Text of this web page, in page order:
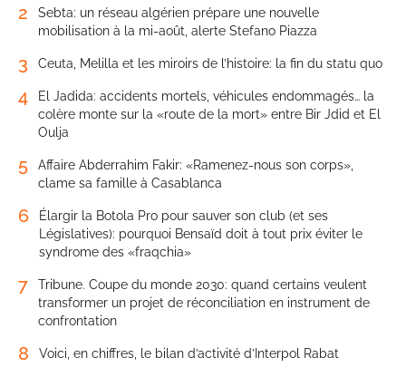
2
Sebta: un réseau algérien prépare une nouvelle
mobilisation à la mi-août, alerte Stefano Piazza
3 Ceuta, Melilla et les miroirs de l’histoire: la fin du statu quo
4
El Jadida: accidents mortels, véhicules endommagés… la
colère monte sur la «route de la mort» entre Bir Jdid et El
Oulja
5
Affaire Abderrahim Fakir: «Ramenez-nous son corps»,
clame sa famille à Casablanca
6
Élargir la Botola Pro pour sauver son club (et ses
Législatives): pourquoi Bensaïd doit à tout prix éviter le
syndrome des «fraqchia»
7
Tribune. Coupe du monde 2030: quand certains veulent
transformer un projet de réconciliation en instrument de
confrontation
8 Voici, en chiffres, le bilan d’activité d’Interpol Rabat